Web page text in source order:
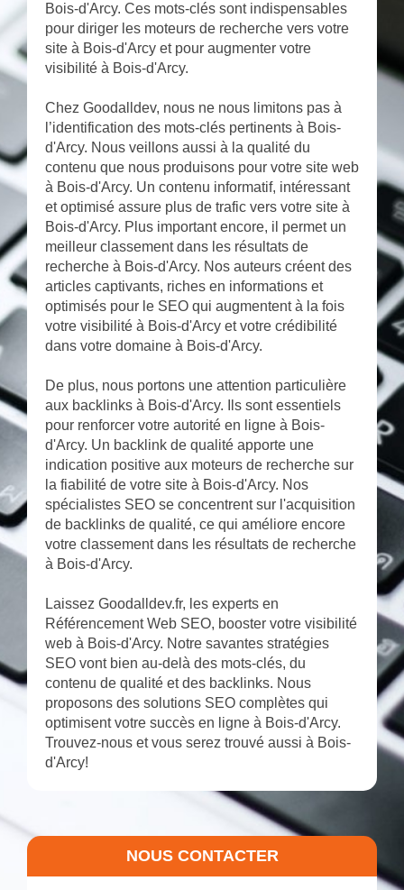
Bois-d'Arcy. Ces mots-clés sont indispensables
pour diriger les moteurs de recherche vers votre
site à Bois-d'Arcy et pour augmenter votre
visibilité à Bois-d'Arcy.
Chez Goodalldev, nous ne nous limitons pas à
l’identification des mots-clés pertinents à Bois-
d'Arcy. Nous veillons aussi à la qualité du
contenu que nous produisons pour votre site web
à Bois-d'Arcy. Un contenu informatif, intéressant
et optimisé assure plus de trafic vers votre site à
Bois-d'Arcy. Plus important encore, il permet un
meilleur classement dans les résultats de
recherche à Bois-d'Arcy. Nos auteurs créent des
articles captivants, riches en informations et
optimisés pour le SEO qui augmentent à la fois
votre visibilité à Bois-d'Arcy et votre crédibilité
dans votre domaine à Bois-d'Arcy.
De plus, nous portons une attention particulière
aux backlinks à Bois-d'Arcy. Ils sont essentiels
pour renforcer votre autorité en ligne à Bois-
d'Arcy. Un backlink de qualité apporte une
indication positive aux moteurs de recherche sur
la fiabilité de votre site à Bois-d'Arcy. Nos
spécialistes SEO se concentrent sur l'acquisition
de backlinks de qualité, ce qui améliore encore
votre classement dans les résultats de recherche
à Bois-d'Arcy.
Laissez Goodalldev.fr, les experts en
Référencement Web SEO, booster votre visibilité
web à Bois-d'Arcy. Notre savantes stratégies
SEO vont bien au-delà des mots-clés, du
contenu de qualité et des backlinks. Nous
proposons des solutions SEO complètes qui
optimisent votre succès en ligne à Bois-d'Arcy.
Trouvez-nous et vous serez trouvé aussi à Bois-
d'Arcy!
NOUS CONTACTER